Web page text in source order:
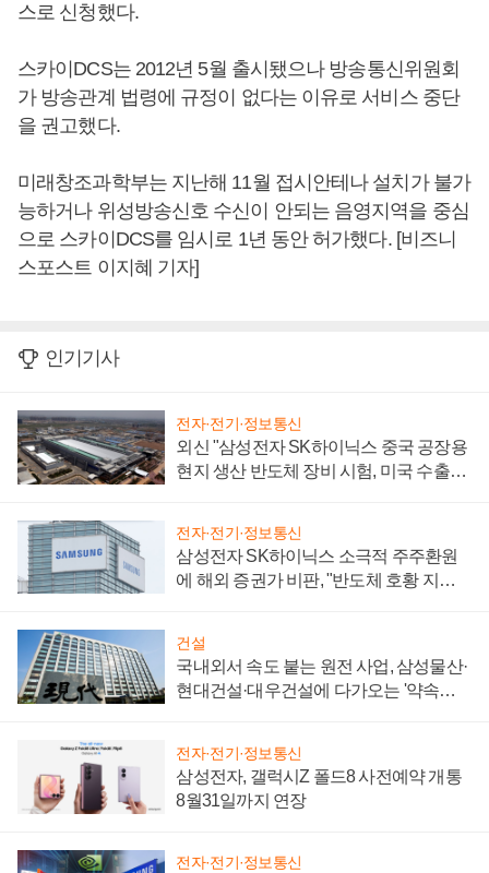
스로 신청했다.
스카이DCS는 2012년 5월 출시됐으나 방송통신위원회
가 방송관계 법령에 규정이 없다는 이유로 서비스 중단
을 권고했다.
미래창조과학부는 지난해 11월 접시안테나 설치가 불가
능하거나 위성방송신호 수신이 안되는 음영지역을 중심
으로 스카이DCS를 임시로 1년 동안 허가했다. [비즈니
스포스트 이지혜 기자]
인기기사
전자·전기·정보통신
외신 "삼성전자 SK하이닉스 중국 공장용
현지 생산 반도체 장비 시험, 미국 수출통
전자·전기·정보통신
삼성전자 SK하이닉스 소극적 주주환원
에 해외 증권가 비판, "반도체 호황 지속
건설
국내외서 속도 붙는 원전 사업, 삼성물산·
현대건설·대우건설에 다가오는 '약속의
전자·전기·정보통신
삼성전자, 갤럭시Z 폴드8 사전예약 개통
8월31일까지 연장
전자·전기·정보통신